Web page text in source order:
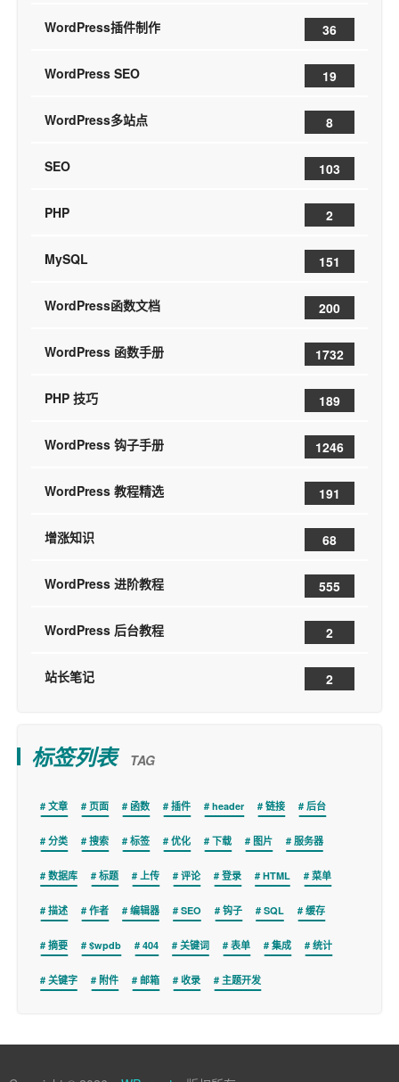
WordPress插件制作 36
WordPress SEO 19
WordPress多站点 8
SEO 103
PHP 2
MySQL 151
WordPress函数文档 200
WordPress 函数手册 1732
PHP 技巧 189
WordPress 钩子手册 1246
WordPress 教程精选 191
增涨知识 68
WordPress 进阶教程 555
WordPress 后台教程 2
站长笔记 2
标签列表 TAG
文章 页面 函数 插件 header 链接 后台
分类 搜索 标签 优化 下载 图片 服务器
数据库 标题 上传 评论 登录 HTML 菜单
描述 作者 编辑器 SEO 钩子 SQL 缓存
摘要 $wpdb 404 关键词 表单 集成 统计
关键字 附件 邮箱 收录 主题开发